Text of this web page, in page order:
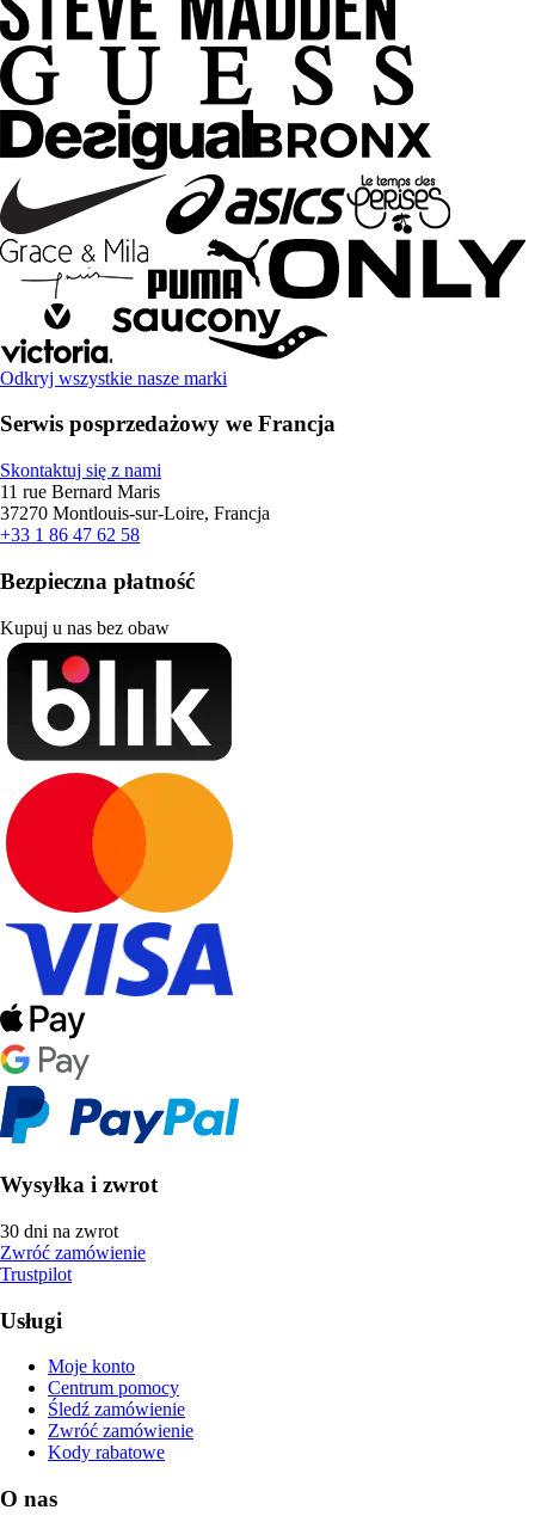
Odkryj wszystkie nasze marki
Serwis posprzedażowy we Francja
Skontaktuj się z nami
11 rue Bernard Maris
37270 Montlouis-sur-Loire, Francja
+33 1 86 47 62 58
Bezpieczna płatność
Kupuj u nas bez obaw
Wysyłka i zwrot
30 dni na zwrot
Zwróć zamówienie
Trustpilot
Usługi
Moje konto
Centrum pomocy
Śledź zamówienie
Zwróć zamówienie
Kody rabatowe
O nas